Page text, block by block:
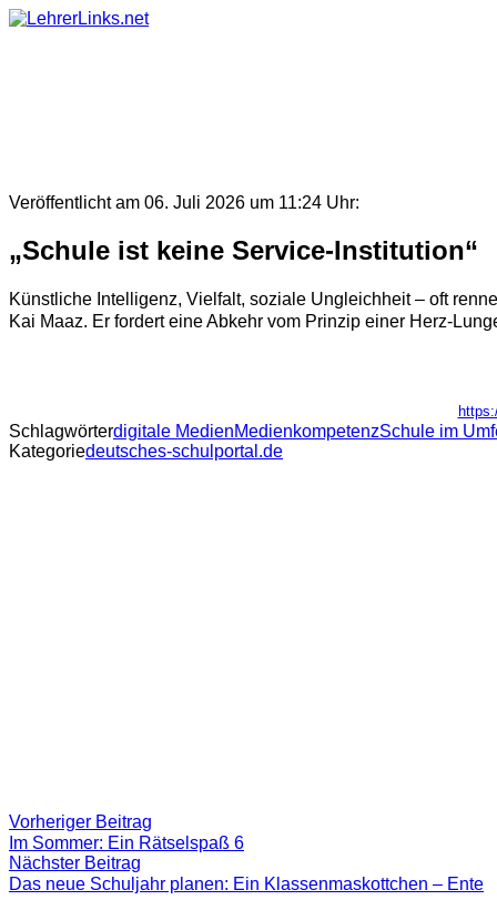
Skip
Veröffentlicht am 06. Juli 2026 um 11:24 Uhr:
„Schule ist keine Service-Institution“
Künstliche Intelligenz, Vielfalt, soziale Ungleichheit – oft
Kai Maaz. Er fordert eine Abkehr vom Prinzip einer Herz-
Schlagwörterdigitale MedienMedienkompetenzSchule im
Kategoriedeutsches-schulportal.de
Beitragsnavigation
Vorheriger Beitrag
Beitrag:
Im Sommer: Ein Rätselspaß 6
Nächster Beitrag
Beitrag
Das neue Schuljahr planen: Ein Klassenmaskottchen – Ente